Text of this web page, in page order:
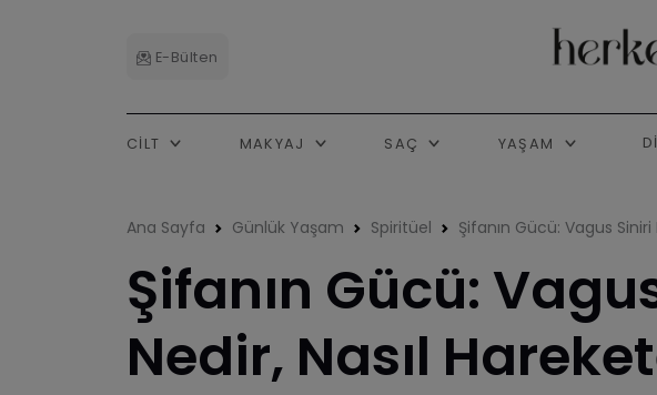
E-Bülten
CILT MAKYAJ SAÇ YAŞAM
Ana Sayfa Günlük Yaşam Spiritüel Şifanın Gücü: Vagus
Şifanın Gücü:
Nedir, Nasıl